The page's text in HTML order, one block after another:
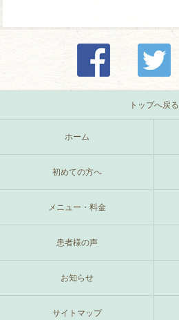
トップへ戻る
ホーム
初めての方へ
メニュー・料金
患者様の声
お知らせ
サイトマップ